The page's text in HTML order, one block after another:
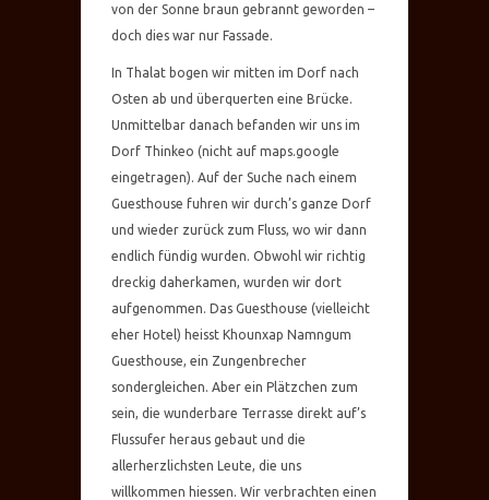
von der Sonne braun gebrannt geworden –
doch dies war nur Fassade.
In Thalat bogen wir mitten im Dorf nach
Osten ab und überquerten eine Brücke.
Unmittelbar danach befanden wir uns im
Dorf Thinkeo (nicht auf maps.google
eingetragen). Auf der Suche nach einem
Guesthouse fuhren wir durch’s ganze Dorf
und wieder zurück zum Fluss, wo wir dann
endlich fündig wurden. Obwohl wir richtig
dreckig daherkamen, wurden wir dort
aufgenommen. Das Guesthouse (vielleicht
eher Hotel) heisst Khounxap Namngum
Guesthouse, ein Zungenbrecher
sondergleichen. Aber ein Plätzchen zum
sein, die wunderbare Terrasse direkt auf’s
Flussufer heraus gebaut und die
allerherzlichsten Leute, die uns
willkommen hiessen. Wir verbrachten einen